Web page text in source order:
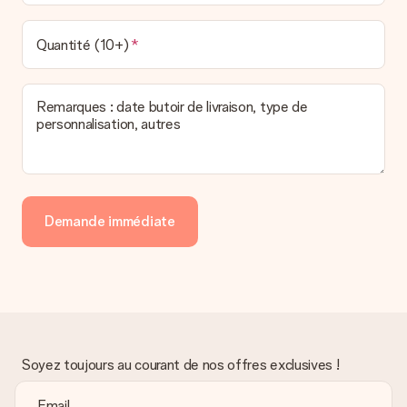
Quantité (10+)
Remarques : date butoir de livraison, type de
personnalisation, autres
Demande immédiate
Soyez toujours au courant de nos offres exclusives !